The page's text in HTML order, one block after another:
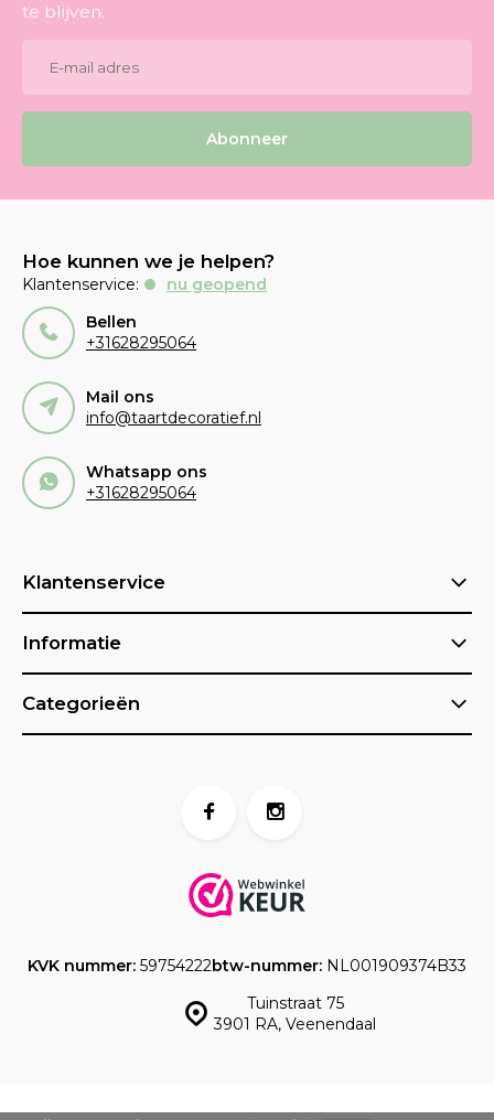
te blijven.
Abonneer
Hoe kunnen we je helpen?
Klantenservice:
nu geopend
Bellen
+31628295064
Mail ons
info@taartdecoratief.nl
Whatsapp ons
+31628295064
Klantenservice
Informatie
Categorieën
Tuinstraat 75
3901 RA, Veenendaal
KVK nummer: 59754222btw-nummer: NL001909374B33